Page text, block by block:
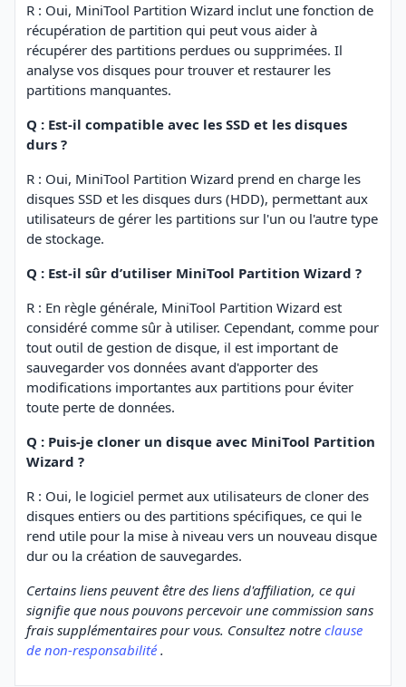
R : Oui, MiniTool Partition Wizard inclut une fonction de
récupération de partition qui peut vous aider à
récupérer des partitions perdues ou supprimées. Il
analyse vos disques pour trouver et restaurer les
partitions manquantes.
Q : Est-il compatible avec les SSD et les disques
durs ?
R : Oui, MiniTool Partition Wizard prend en charge les
disques SSD et les disques durs (HDD), permettant aux
utilisateurs de gérer les partitions sur l'un ou l'autre type
de stockage.
Q : Est-il sûr d’utiliser MiniTool Partition Wizard ?
R : En règle générale, MiniTool Partition Wizard est
considéré comme sûr à utiliser. Cependant, comme pour
tout outil de gestion de disque, il est important de
sauvegarder vos données avant d'apporter des
modifications importantes aux partitions pour éviter
toute perte de données.
Q : Puis-je cloner un disque avec MiniTool Partition
Wizard ?
R : Oui, le logiciel permet aux utilisateurs de cloner des
disques entiers ou des partitions spécifiques, ce qui le
rend utile pour la mise à niveau vers un nouveau disque
dur ou la création de sauvegardes.
Certains liens peuvent être des liens d'affiliation, ce qui
signifie que nous pouvons percevoir une commission sans
frais supplémentaires pour vous. Consultez notre clause
de non-responsabilité .